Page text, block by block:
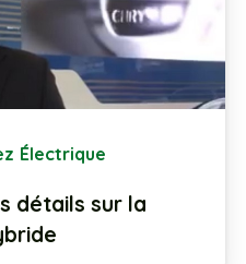
Électrique
détails sur la